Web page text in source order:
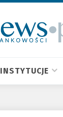
INSTYTUCJE